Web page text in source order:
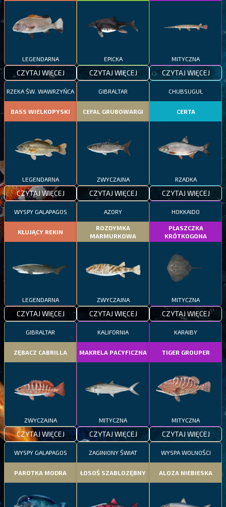
LEGENDARNA
CZYTAJ WIĘCEJ
EPICKA
CZYTAJ WIĘCEJ
MITYCZNA
CZYTAJ WIĘCEJ
RZEKA ŚW. WAWRZYŃCA
BASS WIELKOPYSKI
LEGENDARNA
CZYTAJ WIĘCEJ
GIBRALTAR
CEFAL GRUBOWARGI
ZWYCZAJNA
CZYTAJ WIĘCEJ
CHUBSUGUŁ
CERTA
RZADKA
CZYTAJ WIĘCEJ
WYSPY GALAPAGOS
KŁUJĄCY REKIN
LEGENDARNA
CZYTAJ WIĘCEJ
AZORY
ROZDYMKA
MARMURKOWA
ZWYCZAJNA
CZYTAJ WIĘCEJ
HOKKAIDO
PŁASZCZKA
KRÓTKOGONA
MITYCZNA
CZYTAJ WIĘCEJ
GIBRALTAR
ZĘBACZ CABRILLA
ZWYCZAJNA
CZYTAJ WIĘCEJ
KALIFORNIA
MAKRELA PACYFICZNA
MITYCZNA
CZYTAJ WIĘCEJ
KARAIBY
TIGER GROUPER
MITYCZNA
CZYTAJ WIĘCEJ
WYSPY GALAPAGOS
PAROTKA MODRA
ZAGINIONY ŚWIAT
ŁOSOŚ SZABLOZĘBNY
WYSPA WOLNOŚCI
ALOZA NIEBIESKA